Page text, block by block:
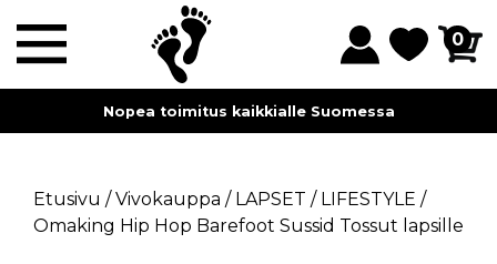
0
Nopea toimitus kaikkialle Suomessa
Etusivu /Vivokauppa / LAPSET / LIFESTYLE /
Omaking Hip Hop Barefoot Sussid Tossut lapsille